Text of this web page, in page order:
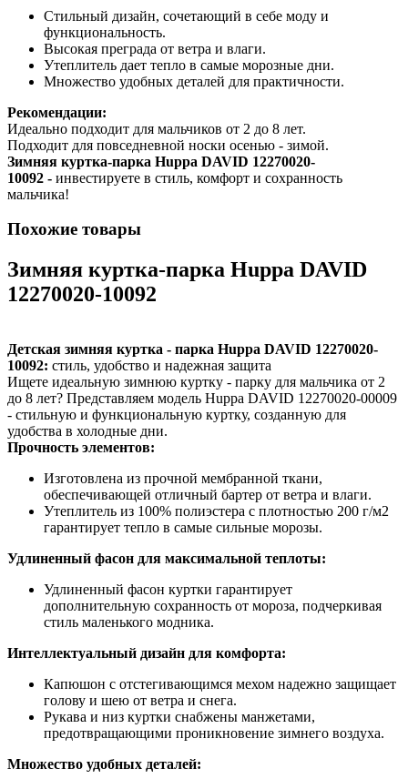
Стильный дизайн, сочетающий в себе моду и
функциональность.
Высокая преграда от ветра и влаги.
Утеплитель дает тепло в самые морозные дни.
Множество удобных деталей для практичности.
Рекомендации:
Идеально подходит для мальчиков от 2 до 8 лет.
Подходит для повседневной носки осенью - зимой.
Зимняя куртка-парка Huppa DAVID 12270020-
10092 - инвестируете в стиль, комфорт и сохранность
мальчика!
Похожие товары
Зимняя куртка-парка Huppa DAVID
12270020-10092
Детская зимняя куртка - парка Huppa DAVID 12270020-
10092: стиль, удобство и надежная защита
Ищете идеальную зимнюю куртку - парку для мальчика от 2
до 8 лет? Представляем модель Huppa DAVID 12270020-00009
- стильную и функциональную куртку, созданную для
удобства в холодные дни.
Прочность элементов:
Изготовлена из прочной мембранной ткани,
обеспечивающей отличный бартер от ветра и влаги.
Утеплитель из 100% полиэстера с плотностью 200 г/м2
гарантирует тепло в самые сильные морозы.
Удлиненный фасон для максимальной теплоты:
Удлиненный фасон куртки гарантирует
дополнительную сохранность от мороза, подчеркивая
стиль маленького модника.
Интеллектуальный дизайн для комфорта:
Капюшон с отстегивающимся мехом надежно защищает
голову и шею от ветра и снега.
Рукава и низ куртки снабжены манжетами,
предотвращающими проникновение зимнего воздуха.
Множество удобных деталей: